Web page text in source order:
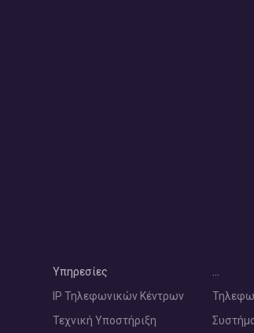
Υπηρεσίες
IP Τηλεφωνικών Κέντρων
Τεχνική Υποστήριξη